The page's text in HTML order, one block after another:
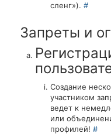
сленг»). #
Запреты и
Создание
участником
ведет к
или
профилей! #